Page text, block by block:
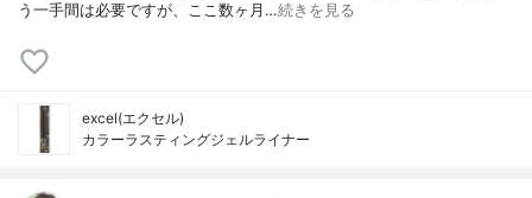
う一手間は必要ですが、ここ数ヶ月…続きを見る
excel(エクセル)
カラーラスティングジェルライナー